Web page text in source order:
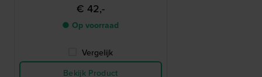
€ 42,-
● Op voorraad
Vergelijk
Bekijk Product